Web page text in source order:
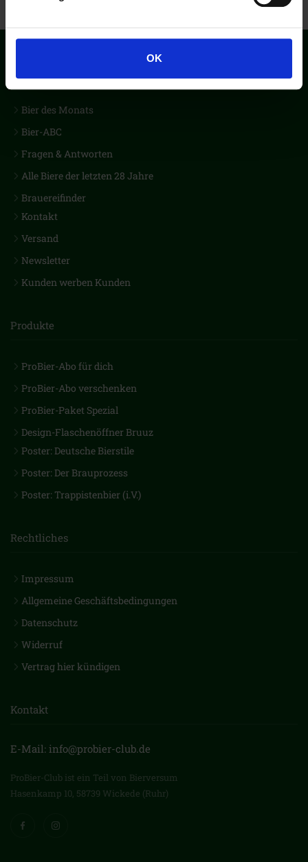
OK
Bier des Monats
Bier-ABC
Fragen & Antworten
Alle Biere der letzten 28 Jahre
Brauereifinder
Kontakt
Versand
Newsletter
Kunden werben Kunden
Produkte
ProBier-Abo für dich
ProBier-Abo verschenken
ProBier-Paket Spezial
Design-Flaschenöffner Bruuz
Poster: Deutsche Bierstile
Poster: Der Brauprozess
Poster: Trappistenbier (i.V.)
Rechtliches
Impressum
Allgemeine Geschäftsbedingungen
Datenschutz
Widerruf
Vertrag hier kündigen
Kontakt
E-Mail: info@probier-club.de
ProBier-Club ist ein Teil von Bierversum
Hasenkamp 10, 58739 Wickede (Ruhr)